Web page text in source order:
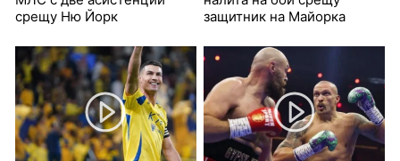
срещу Ню Йорк
защитник на Майорка